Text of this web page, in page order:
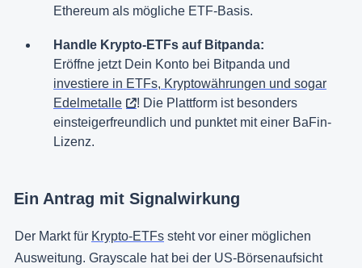
Ethereum als mögliche ETF-Basis.
Handle Krypto-ETFs auf Bitpanda:
Eröffne jetzt Dein Konto bei Bitpanda und
investiere in ETFs, Kryptowährungen und sogar
Edelmetalle
! Die Plattform ist besonders
einsteigerfreundlich und punktet mit einer BaFin-
Lizenz.
Ein Antrag mit Signalwirkung
Der Markt für Krypto-ETFs steht vor einer möglichen
Ausweitung. Grayscale hat bei der US-Börsenaufsicht